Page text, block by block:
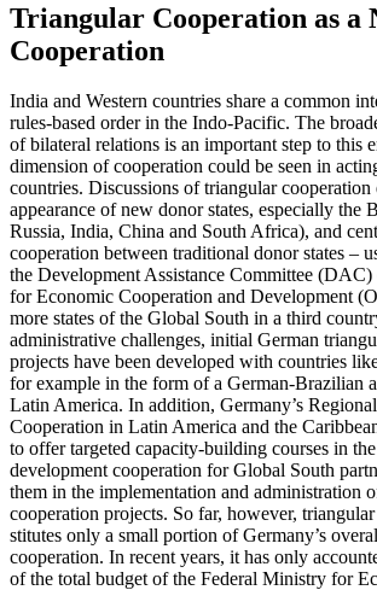
Triangular Cooperation as a
Cooperation
India and Western countries share a com­mon
rules-based order in the Indo-Pacific. The
of bilateral relations is an im­por­tant step to this
dimension of cooperation could be seen in
countries. Discussions of triangular
appearance of new donor states, especially the
Russia, India, China and South Africa), and
cooperation between traditional donor states –
the Development Assis­tance Committee
for Economic Cooperation and Development
more states of the Global South in a third
administrative challenges, initial German
projects have been developed with countries
for example in the form of a Ger­man-Brazilian
Latin America. In addition, Germany’s
Cooperation in Latin America and the
to offer targeted capacity-building courses in
development cooperation for Global South
them in the implementation and administration
cooperation projects. So far, however,
stitutes only a small portion of Ger­many’s
cooperation. In recent years, it has only
of the total budget of the Federal Min­is­try for